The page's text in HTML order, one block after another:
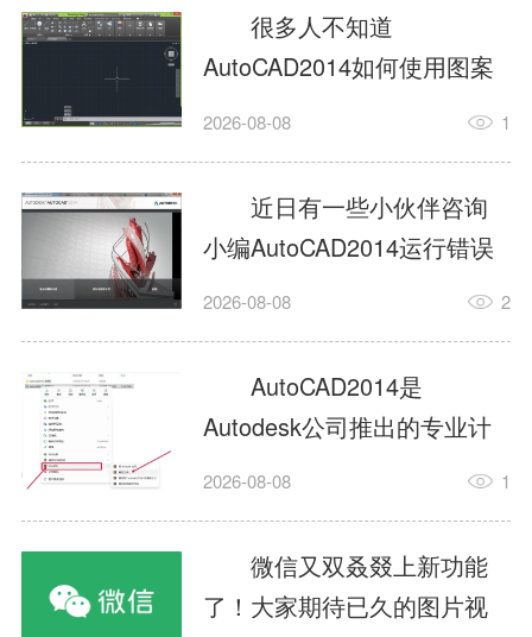
很多人不知道
AutoCAD2014如何使用图案
填充?今日为你们带来的文章
用图案填充的内容，还有不
清楚小伙伴和小编一起去学
习一下吧。1.打开
AutoCAD2014这款软件，进
入AutoCAD2014的操作界
面，如图所示：2.在该界面内
找到矩形选项，如图所示：3.
点击矩...
2026-08-08 1
近日有一些小伙伴咨询
小编AutoCAD2014运行错误
怎么办?下面就为大家带来了
办的解决方法，有需要的小
伙伴可以来了解了解哦。1.打
开控制面板，选择
AutodeskAutoCAD2014。2.
等AutodeskAutoCAD2014的
安装程序加载完毕。3.选择添
加/...
2026-08-08 2
AutoCAD2014是
Autodesk公司推出的专业计
算机辅助设计（CAD）软
子、建筑、服装等多个工程
与设计领域。作为行业标准
工具之一，它提供了强大的
2026-08-08 1
微信又双叒叕上新功能
了！大家期待已久的图片视